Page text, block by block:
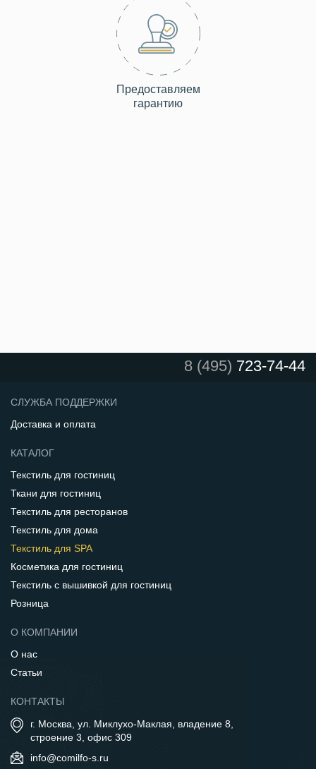
Предоставляем
гарантию
8 (495) 723-74-44
СЛУЖБА ПОДДЕРЖКИ
Доставка и оплата
КАТАЛОГ
Текстиль для гостиниц
Ткани для гостиниц
Текстиль для ресторанов
Текстиль для дома
Текстиль для SPA
Косметика для гостиниц
Текстиль с вышивкой для гостиниц
Розница
О КОМПАНИИ
О нас
Статьи
КОНТАКТЫ
г. Москва, ул. Миклухо-Маклая, владение 8,
строение 3, офис 309
info@comilfo-s.ru